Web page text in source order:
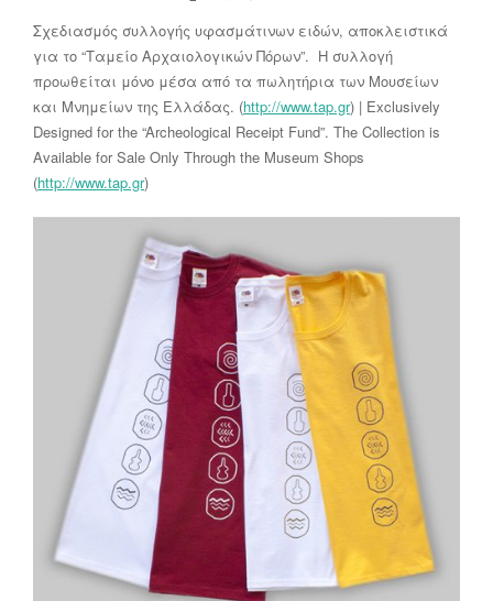
Σχεδιασμός συλλογής υφασμάτινων ειδών, αποκλειστικά
για το “Ταμείο Αρχαιολογικών Πόρων”. Η συλλογή
προωθείται μόνο μέσα από τα πωλητήρια των Μουσείων
και Μνημείων της Ελλάδας. (http://www.tap.gr) | Exclusively
Designed for the “Archeological Receipt Fund”. The Collection is
Available for Sale Only Through the Museum Shops
(http://www.tap.gr)